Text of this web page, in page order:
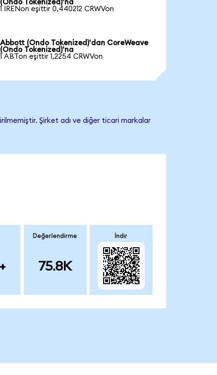
(Ondo Tokenized)'na
1 IRENon eşittir 0,440212 CRWVon
Abbott (Ondo Tokenized)'dan CoreWeave
(Ondo Tokenized)'na
1 ABTon eşittir 1,2254 CRWVon
Şirket adı ve diğer ticari markalar
Değerlendirme
75.8K
İndir